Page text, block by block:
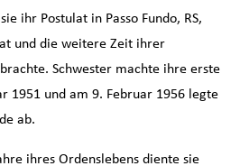
ihr Postulat in Passo Fundo, RS,
und die weitere Zeit ihrer
Schwester machte ihre erste
1951 und am 9. Februar 1956 legte
ab.
ihres Ordenslebens diente sie